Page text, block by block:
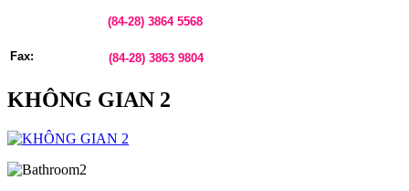
(84-28) 3864 5568
Fax: (84-28) 3863 9804
KHÔNG GIAN 2